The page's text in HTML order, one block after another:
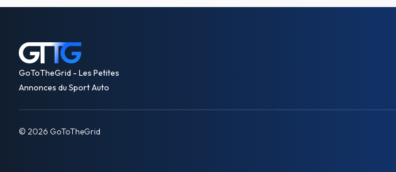
GoToTheGrid - Les Petites
Annonces du Sport Auto
© 2026 GoToTheGrid